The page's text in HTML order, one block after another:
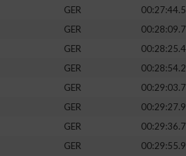
GER
00:27:44.5
GER 00:28:09.7
GER
00:28:25.4
GER 00:28:54.2
GER 00:29:03.7
GER
00:29:27.9
GER 00:29:36.7
GER
00:29:55.9